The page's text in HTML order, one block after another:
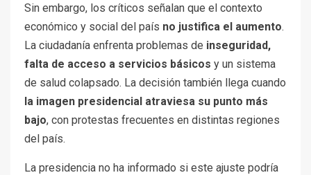
Sin embargo, los críticos señalan que el contexto
económico y social del país no justifica el aumento.
La ciudadanía enfrenta problemas de inseguridad,
falta de acceso a servicios básicos y un sistema
de salud colapsado. La decisión también llega cuando
la imagen presidencial atraviesa su punto más
bajo, con protestas frecuentes en distintas regiones
del país.
La presidencia no ha informado si este ajuste podría